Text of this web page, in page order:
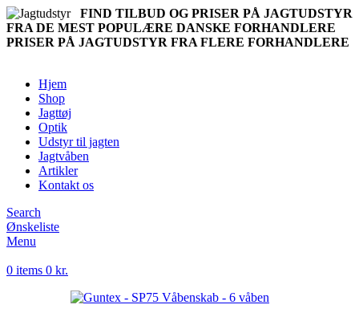
FIND TILBUD OG PRISER PÅ JAGTUDSTYR
FRA DE MEST POPULÆRE DANSKE FORHANDLERE
PRISER PÅ JAGTUDSTYR FRA FLERE FORHANDLERE
Hjem
Shop
Jagttøj
Optik
Udstyr til jagten
Jagtvåben
Artikler
Kontakt os
Search
Ønskeliste
Menu
0 items 0 kr.